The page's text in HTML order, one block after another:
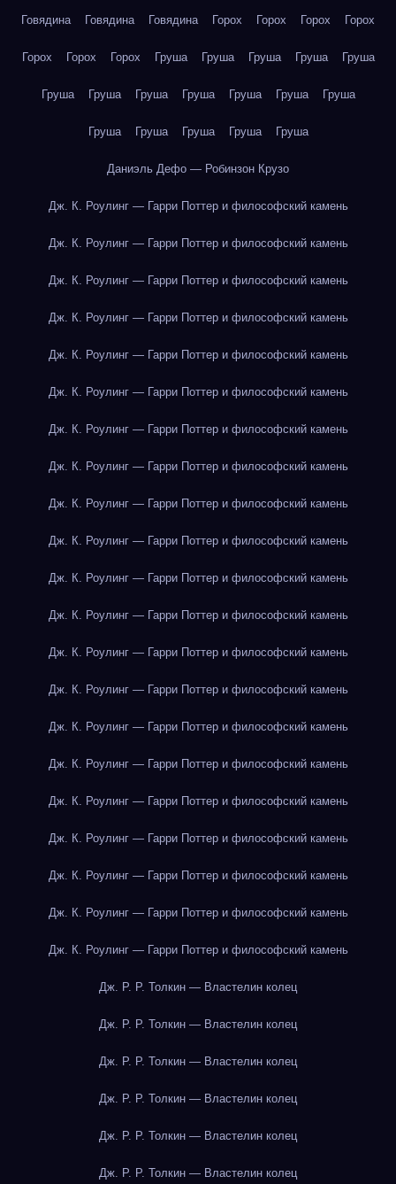
Говядина Говядина Говядина Горох Горох Горох Горох
Горох Горох Горох Груша Груша Груша Груша Груша
Груша Груша Груша Груша Груша Груша Груша
Груша Груша Груша Груша Груша
Даниэль Дефо — Робинзон Крузо
Дж. К. Роулинг — Гарри Поттер и философский камень
Дж. К. Роулинг — Гарри Поттер и философский камень
Дж. К. Роулинг — Гарри Поттер и философский камень
Дж. К. Роулинг — Гарри Поттер и философский камень
Дж. К. Роулинг — Гарри Поттер и философский камень
Дж. К. Роулинг — Гарри Поттер и философский камень
Дж. К. Роулинг — Гарри Поттер и философский камень
Дж. К. Роулинг — Гарри Поттер и философский камень
Дж. К. Роулинг — Гарри Поттер и философский камень
Дж. К. Роулинг — Гарри Поттер и философский камень
Дж. К. Роулинг — Гарри Поттер и философский камень
Дж. К. Роулинг — Гарри Поттер и философский камень
Дж. К. Роулинг — Гарри Поттер и философский камень
Дж. К. Роулинг — Гарри Поттер и философский камень
Дж. К. Роулинг — Гарри Поттер и философский камень
Дж. К. Роулинг — Гарри Поттер и философский камень
Дж. К. Роулинг — Гарри Поттер и философский камень
Дж. К. Роулинг — Гарри Поттер и философский камень
Дж. К. Роулинг — Гарри Поттер и философский камень
Дж. К. Роулинг — Гарри Поттер и философский камень
Дж. К. Роулинг — Гарри Поттер и философский камень
Дж. Р. Р. Толкин — Властелин колец
Дж. Р. Р. Толкин — Властелин колец
Дж. Р. Р. Толкин — Властелин колец
Дж. Р. Р. Толкин — Властелин колец
Дж. Р. Р. Толкин — Властелин колец
Дж. Р. Р. Толкин — Властелин колец